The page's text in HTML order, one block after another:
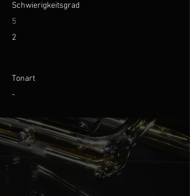
Schwierigkeitsgrad
5
2
Tonart
-